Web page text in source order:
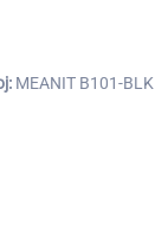
MEANIT B101-BLK